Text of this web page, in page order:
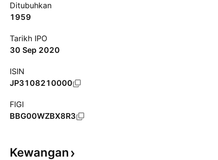
Ditubuhkan
1959
Tarikh IPO
30 Sep 2020
ISIN
JP3108210000
FIGI
BBG00WZBX8R3
Kewangan